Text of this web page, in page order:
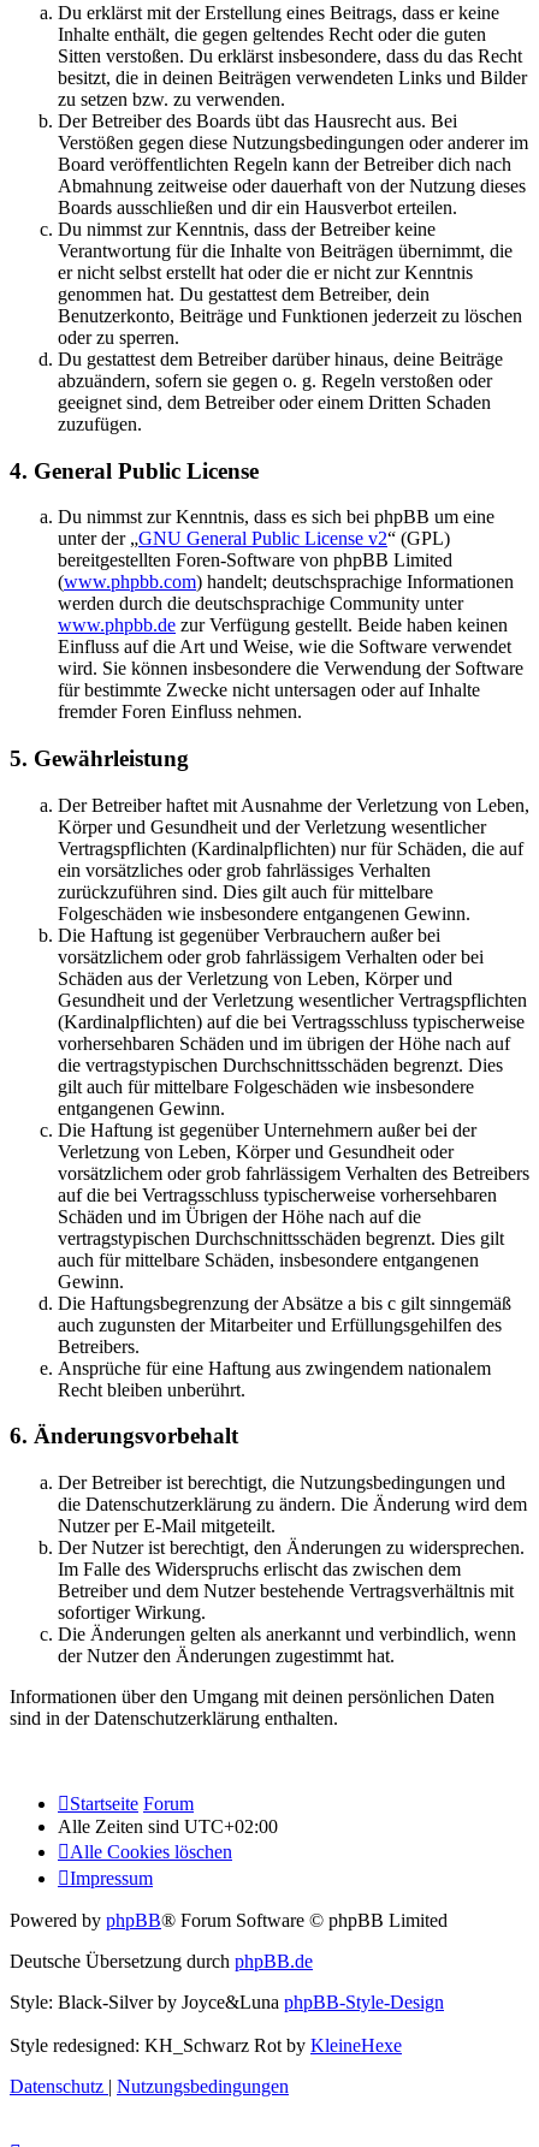
Du erklärst mit der Erstellung eines Beitrags, dass er keine
Inhalte enthält, die gegen geltendes Recht oder die guten
Sitten verstoßen. Du erklärst insbesondere, dass du das Recht
besitzt, die in deinen Beiträgen verwendeten Links und Bilder
zu setzen bzw. zu verwenden.
Der Betreiber des Boards übt das Hausrecht aus. Bei
Verstößen gegen diese Nutzungsbedingungen oder anderer im
Board veröffentlichten Regeln kann der Betreiber dich nach
Abmahnung zeitweise oder dauerhaft von der Nutzung dieses
Boards ausschließen und dir ein Hausverbot erteilen.
Du nimmst zur Kenntnis, dass der Betreiber keine
Verantwortung für die Inhalte von Beiträgen übernimmt, die
er nicht selbst erstellt hat oder die er nicht zur Kenntnis
genommen hat. Du gestattest dem Betreiber, dein
Benutzerkonto, Beiträge und Funktionen jederzeit zu löschen
oder zu sperren.
Du gestattest dem Betreiber darüber hinaus, deine Beiträge
abzuändern, sofern sie gegen o. g. Regeln verstoßen oder
geeignet sind, dem Betreiber oder einem Dritten Schaden
zuzufügen.
4. General Public License
Du nimmst zur Kenntnis, dass es sich bei phpBB um eine
unter der „GNU General Public License v2“ (GPL)
bereitgestellten Foren-Software von phpBB Limited
(www.phpbb.com) handelt; deutschsprachige Informationen
werden durch die deutschsprachige Community unter
www.phpbb.de zur Verfügung gestellt. Beide haben keinen
Einfluss auf die Art und Weise, wie die Software verwendet
wird. Sie können insbesondere die Verwendung der Software
für bestimmte Zwecke nicht untersagen oder auf Inhalte
fremder Foren Einfluss nehmen.
5. Gewährleistung
Der Betreiber haftet mit Ausnahme der Verletzung von Leben,
Körper und Gesundheit und der Verletzung wesentlicher
Vertragspflichten (Kardinalpflichten) nur für Schäden, die auf
ein vorsätzliches oder grob fahrlässiges Verhalten
zurückzuführen sind. Dies gilt auch für mittelbare
Folgeschäden wie insbesondere entgangenen Gewinn.
Die Haftung ist gegenüber Verbrauchern außer bei
vorsätzlichem oder grob fahrlässigem Verhalten oder bei
Schäden aus der Verletzung von Leben, Körper und
Gesundheit und der Verletzung wesentlicher Vertragspflichten
(Kardinalpflichten) auf die bei Vertragsschluss typischerweise
vorhersehbaren Schäden und im übrigen der Höhe nach auf
die vertragstypischen Durchschnittsschäden begrenzt. Dies
gilt auch für mittelbare Folgeschäden wie insbesondere
entgangenen Gewinn.
Die Haftung ist gegenüber Unternehmern außer bei der
Verletzung von Leben, Körper und Gesundheit oder
vorsätzlichem oder grob fahrlässigem Verhalten des Betreibers
auf die bei Vertragsschluss typischerweise vorhersehbaren
Schäden und im Übrigen der Höhe nach auf die
vertragstypischen Durchschnittsschäden begrenzt. Dies gilt
auch für mittelbare Schäden, insbesondere entgangenen
Gewinn.
Die Haftungsbegrenzung der Absätze a bis c gilt sinngemäß
auch zugunsten der Mitarbeiter und Erfüllungsgehilfen des
Betreibers.
Ansprüche für eine Haftung aus zwingendem nationalem
Recht bleiben unberührt.
6. Änderungsvorbehalt
Der Betreiber ist berechtigt, die Nutzungsbedingungen und
die Datenschutzerklärung zu ändern. Die Änderung wird dem
Nutzer per E-Mail mitgeteilt.
Der Nutzer ist berechtigt, den Änderungen zu widersprechen.
Im Falle des Widerspruchs erlischt das zwischen dem
Betreiber und dem Nutzer bestehende Vertragsverhältnis mit
sofortiger Wirkung.
Die Änderungen gelten als anerkannt und verbindlich, wenn
der Nutzer den Änderungen zugestimmt hat.
Informationen über den Umgang mit deinen persönlichen Daten
sind in der Datenschutzerklärung enthalten.
Startseite Forum
Alle Zeiten sind UTC+02:00
Alle Cookies löschen
Impressum
Powered by phpBB® Forum Software © phpBB Limited
Deutsche Übersetzung durch phpBB.de
Style: Black-Silver by Joyce&Luna phpBB-Style-Design
Style redesigned: KH_Schwarz Rot by KleineHexe
Datenschutz | Nutzungsbedingungen